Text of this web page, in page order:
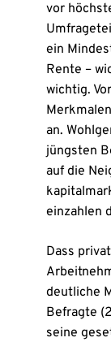
vor
ein
Rente –
wichtig.
an.
jüngsten
auf die
einzahlen
Dass
deutliche
Befragte
seine